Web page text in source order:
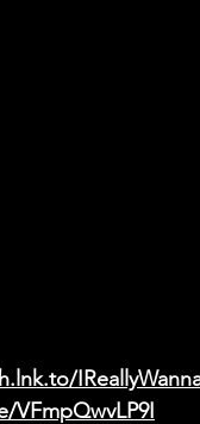
VFmpQwvLP9I